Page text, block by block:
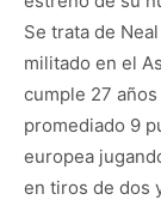
Se trata de
militado en el
cumple 27
promediado 9
europea
en tiros de dos